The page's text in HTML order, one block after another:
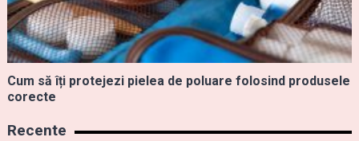
Cum să îți protejezi pielea de poluare folosind produsele
corecte
Recente